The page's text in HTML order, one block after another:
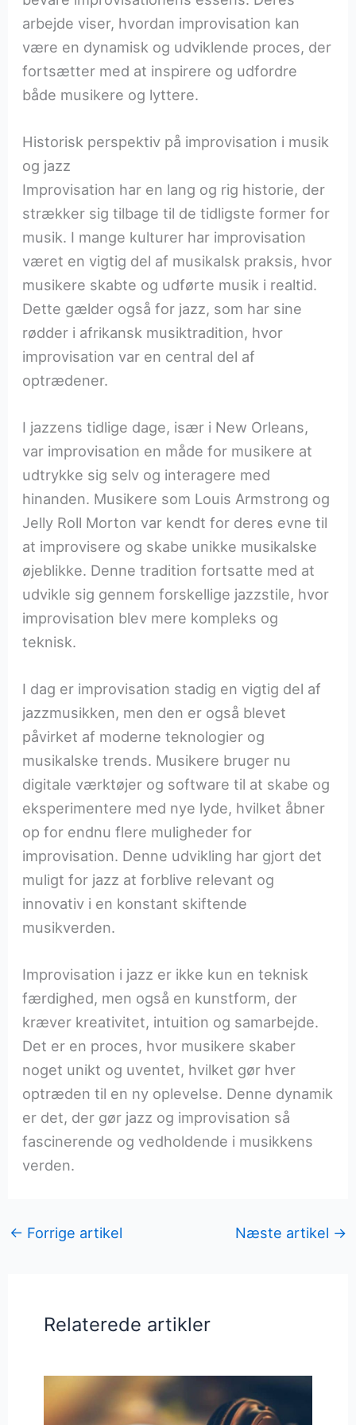
arbejde viser, hvordan improvisation kan
være en dynamisk og udviklende proces, der
fortsætter med at inspirere og udfordre
både musikere og lyttere.
Historisk perspektiv på improvisation i musik
og jazz
Improvisation har en lang og rig historie, der
strækker sig tilbage til de tidligste former for
musik. I mange kulturer har improvisation
været en vigtig del af musikalsk praksis, hvor
musikere skabte og udførte musik i realtid.
Dette gælder også for jazz, som har sine
rødder i afrikansk musiktradition, hvor
improvisation var en central del af
optrædener.
I jazzens tidlige dage, især i New Orleans,
var improvisation en måde for musikere at
udtrykke sig selv og interagere med
hinanden. Musikere som Louis Armstrong og
Jelly Roll Morton var kendt for deres evne til
at improvisere og skabe unikke musikalske
øjeblikke. Denne tradition fortsatte med at
udvikle sig gennem forskellige jazzstile, hvor
improvisation blev mere kompleks og
teknisk.
I dag er improvisation stadig en vigtig del af
jazzmusikken, men den er også blevet
påvirket af moderne teknologier og
musikalske trends. Musikere bruger nu
digitale værktøjer og software til at skabe og
eksperimentere med nye lyde, hvilket åbner
op for endnu flere muligheder for
improvisation. Denne udvikling har gjort det
muligt for jazz at forblive relevant og
innovativ i en konstant skiftende
musikverden.
Improvisation i jazz er ikke kun en teknisk
færdighed, men også en kunstform, der
kræver kreativitet, intuition og samarbejde.
Det er en proces, hvor musikere skaber
noget unikt og uventet, hvilket gør hver
optræden til en ny oplevelse. Denne dynamik
er det, der gør jazz og improvisation så
fascinerende og vedholdende i musikkens
verden.
← Forrige artikel Næste artikel →
Relaterede artikler